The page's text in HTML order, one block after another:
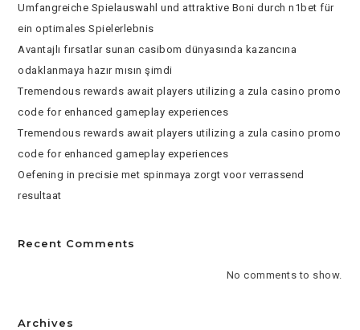
Umfangreiche Spielauswahl und attraktive Boni durch n1bet für
ein optimales Spielerlebnis
Avantajlı fırsatlar sunan casibom dünyasında kazancına
odaklanmaya hazır mısın şimdi
Tremendous rewards await players utilizing a zula casino promo
code for enhanced gameplay experiences
Tremendous rewards await players utilizing a zula casino promo
code for enhanced gameplay experiences
Oefening in precisie met spinmaya zorgt voor verrassend
resultaat
Recent Comments
No comments to show.
Archives